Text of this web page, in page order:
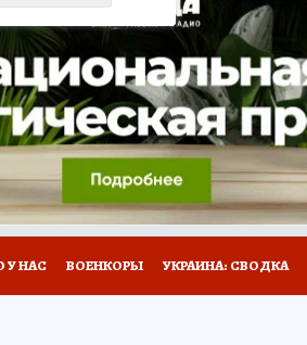
СЕРИАЛЫ СПЕЦПРОЕКТЫ
РАБОТА У НАС ГИД
У НАС ВОЕНКОРЫ УКРАИНА: СВОДКА